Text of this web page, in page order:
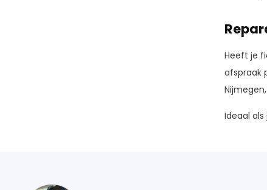
Heeft je
afspraak
Ideaal